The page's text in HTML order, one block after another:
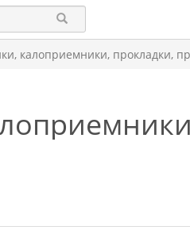
калоприемники, прокладки,